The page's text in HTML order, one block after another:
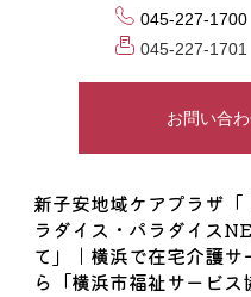
045-227-1700
045-227-1701
お問い合
新子安地域ケアプラザ
ラダイス・パラダイス
て」｜横浜で在宅介護
ら「横浜市福祉サービス